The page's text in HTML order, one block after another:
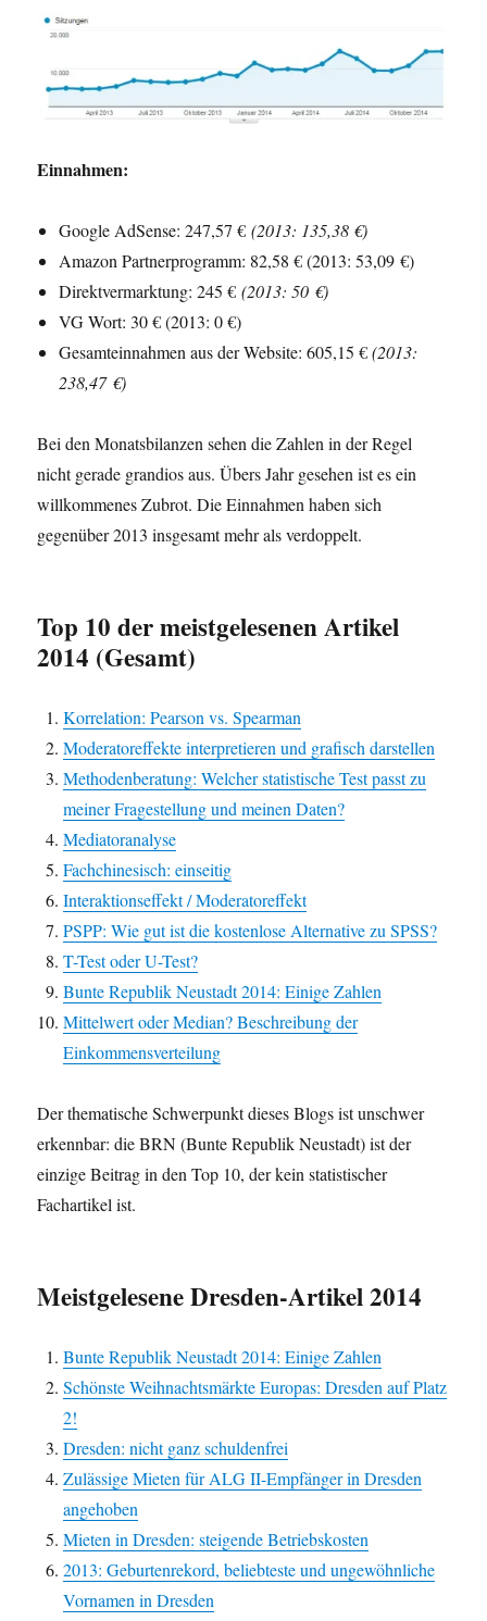
Einnahmen:
Google AdSense: 247,57 €(2013: 135,38 €)
Amazon Partnerprogramm: 82,58 € (2013: 53,09 €)
Direktvermarktung: 245 €(2013: 50 €)
VG Wort: 30 € (2013: 0 €)
Gesamteinnahmen aus der Website: 605,15 €(2013:
238,47 €)
Bei den Monatsbilanzen sehen die Zahlen in der Regel
nicht gerade grandios aus. Übers Jahr gesehen ist es ein
willkommenes Zubrot. Die Einnahmen haben sich
gegenüber 2013 insgesamt mehr als verdoppelt.
Top 10 der meistgelesenen Artikel
2014 (Gesamt)
Korrelation: Pearson vs. Spearman
Moderatoreffekte interpretieren und grafisch darstellen
Methodenberatung: Welcher statistische Test passt zu
meiner Fragestellung und meinen Daten?
Mediatoranalyse
Fachchinesisch: einseitig
Interaktionseffekt / Moderatoreffekt
PSPP: Wie gut ist die kostenlose Alternative zu SPSS?
T-Test oder U-Test?
Bunte Republik Neustadt 2014: Einige Zahlen
Mittelwert oder Median? Beschreibung der
Einkommensverteilung
Der thematische Schwerpunkt dieses Blogs ist unschwer
erkennbar: die BRN (Bunte Republik Neustadt) ist der
einzige Beitrag in den Top 10, der kein statistischer
Fachartikel ist.
Meistgelesene Dresden-Artikel 2014
Bunte Republik Neustadt 2014: Einige Zahlen
Schönste Weihnachtsmärkte Europas: Dresden auf Platz
2!
Dresden: nicht ganz schuldenfrei
Zulässige Mieten für ALG II-Empfänger in Dresden
angehoben
Mieten in Dresden: steigende Betriebskosten
2013: Geburtenrekord, beliebteste und ungewöhnliche
Vornamen in Dresden